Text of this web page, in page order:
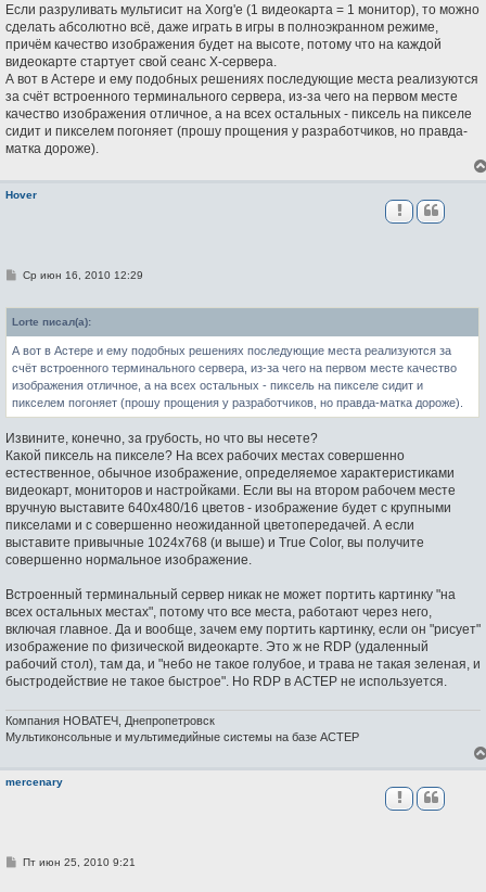
Если разруливать мультисит на Xorg'е (1 видеокарта = 1 монитор), то можно
сделать абсолютно всё, даже играть в игры в полноэкранном режиме,
причём качество изображения будет на высоте, потому что на каждой
видеокарте стартует свой сеанс Х-сервера.
А вот в Астере и ему подобных решениях последующие места реализуются
за счёт встроенного терминального сервера, из-за чего на первом месте
качество изображения отличное, а на всех остальных - пиксель на пикселе
сидит и пикселем погоняет (прошу прощения у разработчиков, но правда-
матка дороже).
Hover
С
щ
е
н
и
Ср июн 16, 2010 12:29
Lorte писал(а):
А вот в Астере и ему подобных решениях последующие места реализуются за
счёт встроенного терминального сервера, из-за чего на первом месте качество
изображения отличное, а на всех остальных - пиксель на пикселе сидит и
пикселем погоняет (прошу прощения у разработчиков, но правда-матка дороже).
Извините, конечно, за грубость, но что вы несете?
Какой пиксель на пикселе? На всех рабочих местах совершенно
естественное, обычное изображение, определяемое характеристиками
видеокарт, мониторов и настройками. Если вы на втором рабочем месте
вручную выставите 640х480/16 цветов - изображение будет с крупными
пикселами и с совершенно неожиданной цветопередачей. А если
выставите привычные 1024х768 (и выше) и True Color, вы получите
совершенно нормальное изображение.
Встроенный терминальный сервер никак не может портить картинку "на
всех остальных местах", потому что все места, работают через него,
включая главное. Да и вообще, зачем ему портить картинку, если он "рисует"
изображение по физической видеокарте. Это ж не RDP (удаленный
рабочий стол), там да, и "небо не такое голубое, и трава не такая зеленая, и
быстродействие не такое быстрое". Но RDP в АСТЕР не используется.
Компания НОВАТЕЧ, Днепропетровск
Мультиконсольные и мультимедийные системы на базе АСТЕР
mercenary
СПт июн 25, 2010 9:21